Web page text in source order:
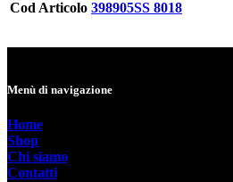
Cod Articolo 398905SS 8018
Menù di navigazione
Home
Shop
Chi siamo
Contatti